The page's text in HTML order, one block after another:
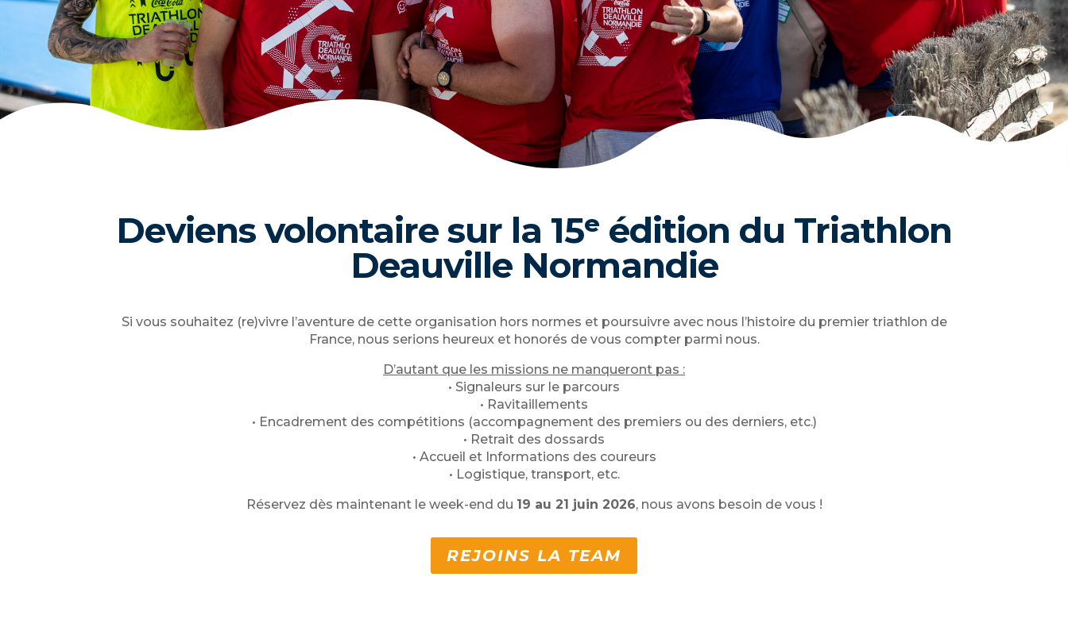
Deviens volontaire sur la 15ᵉ édition du Triathlon
Deauville Normandie
Si vous souhaitez (re)vivre l’aventure de cette organisation hors normes et poursuivre avec nous l’histoire du premier triathlon de
France, nous serions heureux et honorés de vous compter parmi nous.
D’autant que les missions ne manqueront pas :
• Signaleurs sur le parcours
• Ravitaillements
• Encadrement des compétitions (accompagnement des premiers ou des derniers, etc.)
• Retrait des dossards
• Accueil et Informations des coureurs
• Logistique, transport, etc.
Réservez dès maintenant le week-end du 19 au 21 juin 2026, nous avons besoin de vous !
REJOINS LA TEAM